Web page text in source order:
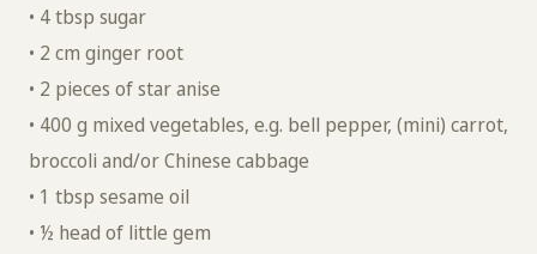
• 4 tbsp sugar
• 2 cm ginger root
• 2 pieces of star anise
• 400 g mixed vegetables, e.g. bell pepper, (mini) carrot,
broccoli and/or Chinese cabbage
• 1 tbsp sesame oil
• ½ head of little gem